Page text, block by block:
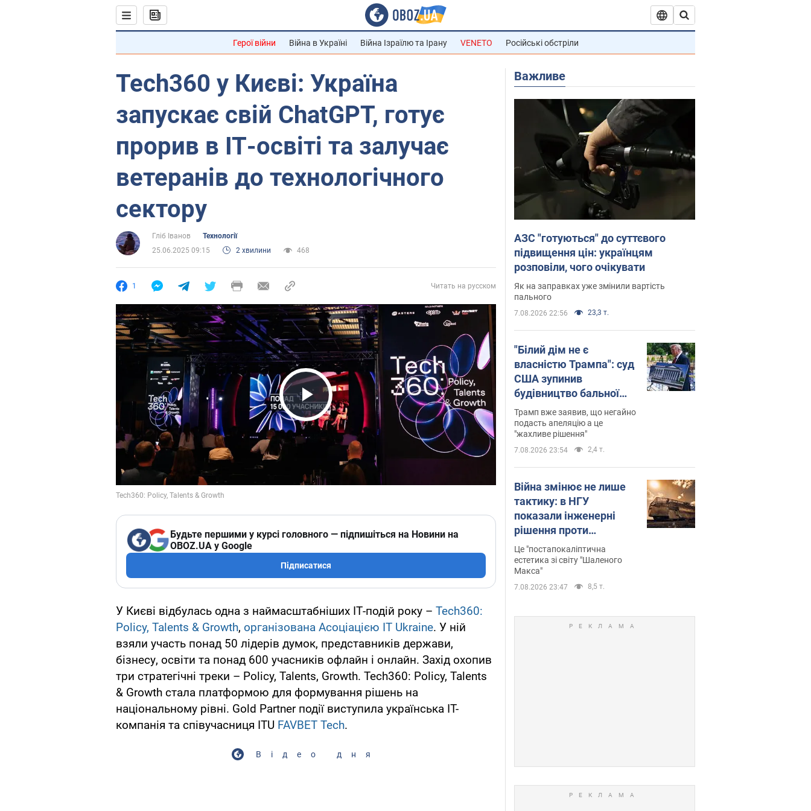
Герої війни Війна в Україні Війна Ізраїлю та Ірану VENETO Російські обстріли
Tech360 у Києві: Україна
запускає свій ChatGPT, готує
прорив в ІТ-освіті та залучає
ветеранів до технологічного
сектору
Гліб Іванов
Технології
25.06.2025 09:15
2 хвилини 468
1 Читать на русском
Play Video
Будьте першими у курсі головного — підпишіться на Новини на
OBOZ.UA у Google
Підписатися
У Києві відбулась одна з наймасштабніших ІТ-подій року – Tech360:
Policy, Talents & Growth, організована Асоціацією IT Ukraine. У ній
взяли участь понад 50 лідерів думок, представників держави,
бізнесу, освіти та понад 600 учасників офлайн і онлайн. Захід охопив
три стратегічні треки – Policy, Talents, Growth. Tech360: Policy, Talents
& Growth стала платформою для формування рішень на
національному рівні. Gold Partner події виступила українська IT-
компанія та співучасниця ITU FAVBET Tech.
Відео дня
Важливе
АЗС "готуються" до суттєвого
підвищення цін: українцям
розповіли, чого очікувати
Як на заправках уже змінили вартість
пального
7.08.2026 22:56 23,3 т.
"Білий дім не є
власністю Трампа": суд
США зупинив
будівництво бальної
зали за $400 млн
Трамп вже заявив, що негайно
подасть апеляцію а це
"жахливе рішення"
7.08.2026 23:54 2,4 т.
Війна змінює не лише
тактику: в НГУ
показали інженерні
рішення проти
російських FPV-дронів.
Фото
Це "постапокаліптична
естетика зі світу "Шаленого
Макса"
7.08.2026 23:47 8,5 т.